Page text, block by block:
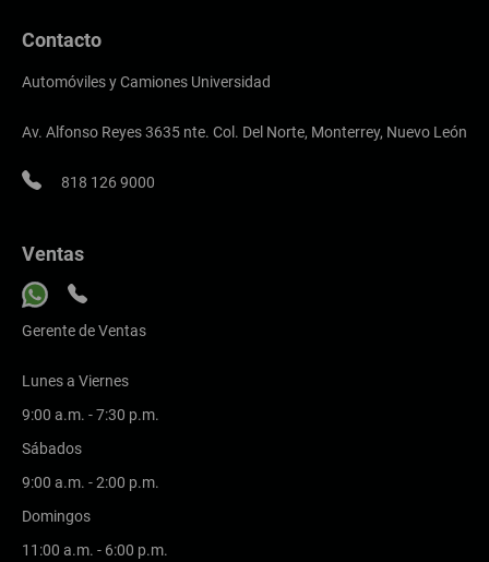
Contacto
Automóviles y Camiones Universidad
Av. Alfonso Reyes 3635 nte. Col. Del Norte, Monterrey, Nuevo León
818 126 9000
Ventas
Gerente de Ventas
Lunes a Viernes
9:00 a.m. - 7:30 p.m.
Sábados
9:00 a.m. - 2:00 p.m.
Domingos
11:00 a.m. - 6:00 p.m.